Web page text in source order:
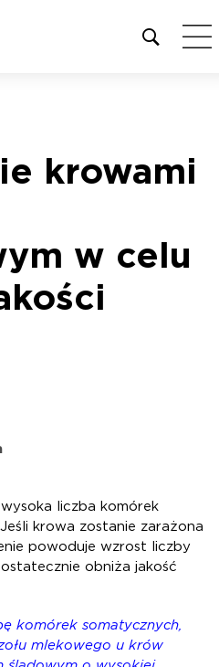
Open
site
krowami
w celu
liczba komórek
krowa zostanie zarażona
powoduje wzrost liczby
obniża jakość
komórek somatycznych,
mlekowego u krów